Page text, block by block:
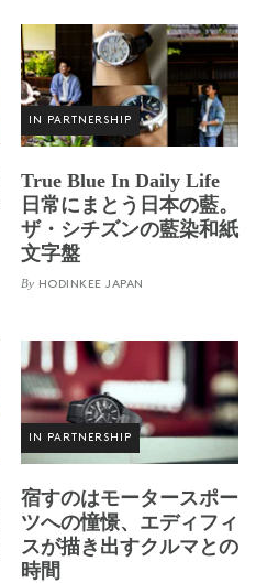
IN PARTNERSHIP
True Blue In Daily Life
日常にまとう日本の藍。
ザ・シチズンの藍染和紙
文字盤
By HODINKEE JAPAN
IN PARTNERSHIP
宿すのはモータースポー
ツへの憧憬、エディフィ
スが描き出すクルマとの
時間